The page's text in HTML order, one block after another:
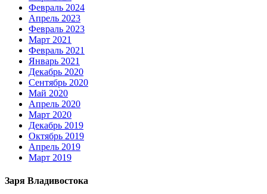
Февраль 2024
Апрель 2023
Февраль 2023
Март 2021
Февраль 2021
Январь 2021
Декабрь 2020
Сентябрь 2020
Май 2020
Апрель 2020
Март 2020
Декабрь 2019
Октябрь 2019
Апрель 2019
Март 2019
Заря Владивостока